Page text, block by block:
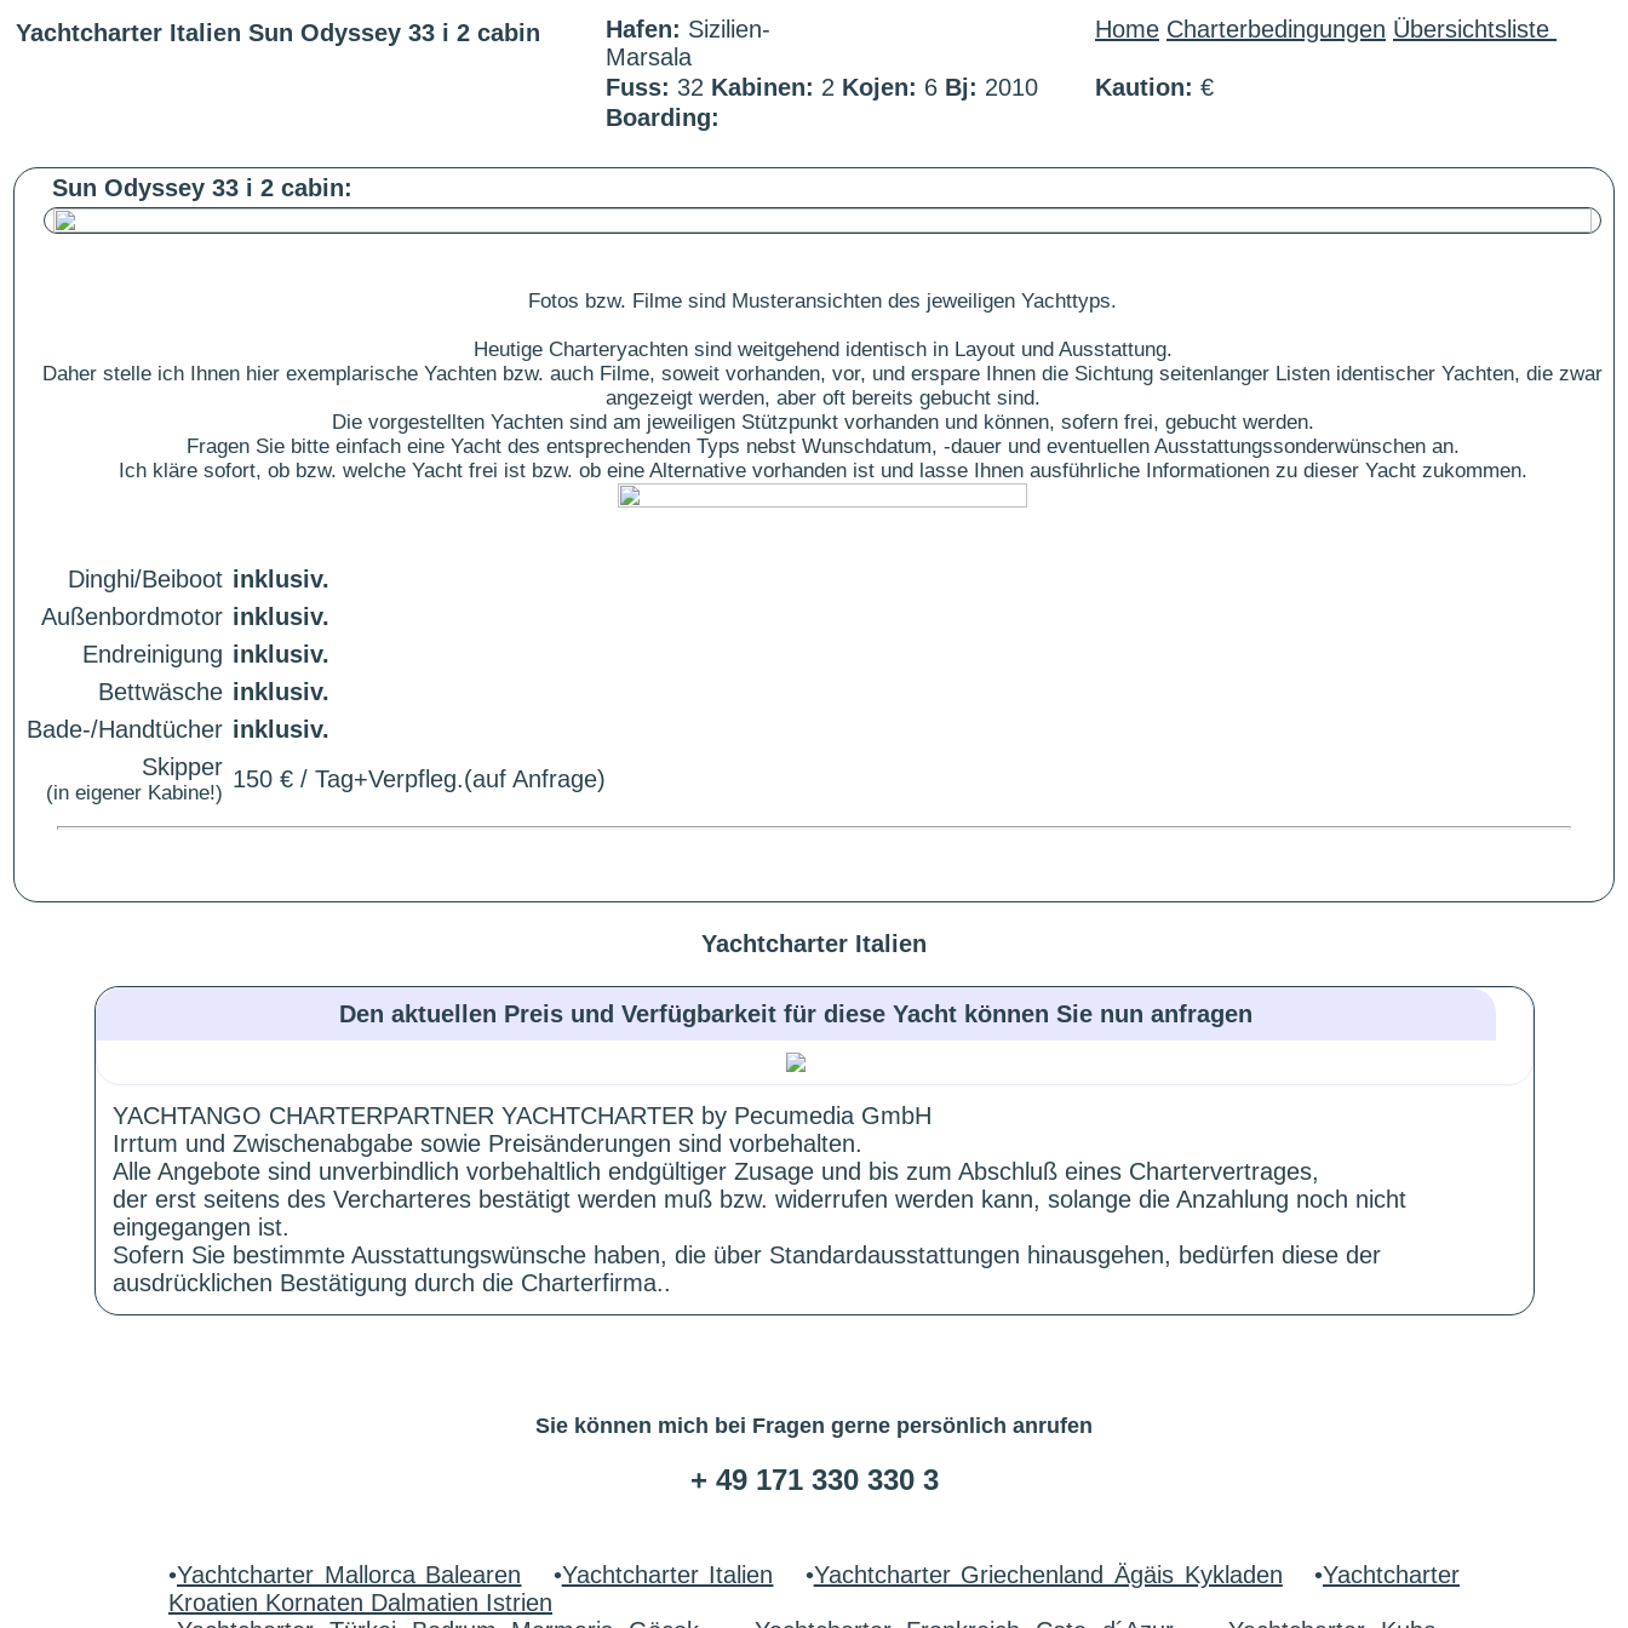
Yachtcharter Italien Sun Odyssey 33 i 2 cabin Hafen: Sizilien-
Marsala
Home Charterbedingungen Übersichtsliste
Fuss: 32 Kabinen: 2 Kojen: 6 Bj: 2010 Kaution: €
Boarding:
Sun Odyssey 33 i 2 cabin:
Fotos bzw. Filme sind Musteransichten des jeweiligen Yachttyps.
Heutige Charteryachten sind weitgehend identisch in Layout und Ausstattung.
Daher stelle ich Ihnen hier exemplarische Yachten bzw. auch Filme, soweit vorhanden, vor, und erspare Ihnen die Sichtung seitenlanger Listen identischer Yachten, die zwar
angezeigt werden, aber oft bereits gebucht sind.
Die vorgestellten Yachten sind am jeweiligen Stützpunkt vorhanden und können, sofern frei, gebucht werden.
Fragen Sie bitte einfach eine Yacht des entsprechenden Typs nebst Wunschdatum, -dauer und eventuellen Ausstattungssonderwünschen an.
Ich kläre sofort, ob bzw. welche Yacht frei ist bzw. ob eine Alternative vorhanden ist und lasse Ihnen ausführliche Informationen zu dieser Yacht zukommen.
Dinghi/Beiboot inklusiv.
Außenbordmotor inklusiv.
Endreinigung inklusiv.
Bettwäsche inklusiv.
Bade-/Handtücher inklusiv.
Skipper
(in eigener Kabine!)
150 € / Tag+Verpfleg.(auf Anfrage)
Yachtcharter Italien
Den aktuellen Preis und Verfügbarkeit für diese Yacht können Sie nun anfragen
YACHTANGO CHARTERPARTNER YACHTCHARTER by Pecumedia GmbH
Irrtum und Zwischenabgabe sowie Preisänderungen sind vorbehalten.
Alle Angebote sind unverbindlich vorbehaltlich endgültiger Zusage und bis zum Abschluß eines Chartervertrages,
der erst seitens des Vercharteres bestätigt werden muß bzw. widerrufen werden kann, solange die Anzahlung noch nicht
eingegangen ist.
Sofern Sie bestimmte Ausstattungswünsche haben, die über Standardausstattungen hinausgehen, bedürfen diese der
ausdrücklichen Bestätigung durch die Charterfirma..
Sie können mich bei Fragen gerne persönlich anrufen
+ 49 171 330 330 3
•Yachtcharter Mallorca Balearen •Yachtcharter Italien •Yachtcharter Griechenland Ägäis Kykladen •Yachtcharter
Kroatien Kornaten Dalmatien Istrien